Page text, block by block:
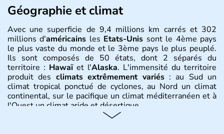
Géographie et climat
Avec une superficie de 9,4 millions km carrés et 302
millions d'américains les Etats-Unis sont le 4ème pays
le plus vaste du monde et le 3ème pays le plus peuplé.
Ils sont composés de 50 états, dont 2 séparés du
territoire : Hawaïet l'Alaska. L'immensité du territoire
produit des climats extrêmement variés: au Sud un
climat tropical ponctué de cyclones, au Nord un climat
continental, sur le pacifique un climat méditerranéen et à
l'Ouest un climat aride et désertique.